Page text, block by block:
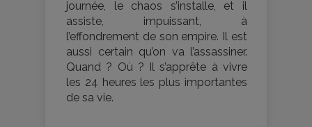
journée, le chaos s’installe, et il
assiste, impuissant, à
l’effondrement de son empire. Il est
aussi certain qu’on va l’assassiner.
Quand ? Où ? Il s’apprête à vivre
les 24 heures les plus importantes
de sa vie.